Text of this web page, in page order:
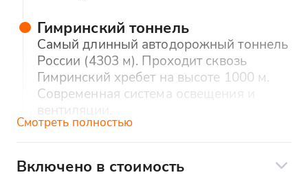
Гимринский тоннель
Самый длинный автодорожный тоннель
России (4303 м). Проходит сквозь
Гимринский хребет на высоте 1000 м.
Современная система освещения и
вентиляции.
Изумрудное водохранилище длиной 14
Смотреть полностью
Включено в стоимость